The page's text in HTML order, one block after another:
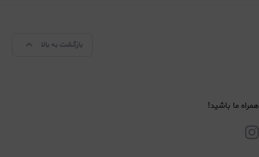
بازگشت به بالا
همراه ما باشید!